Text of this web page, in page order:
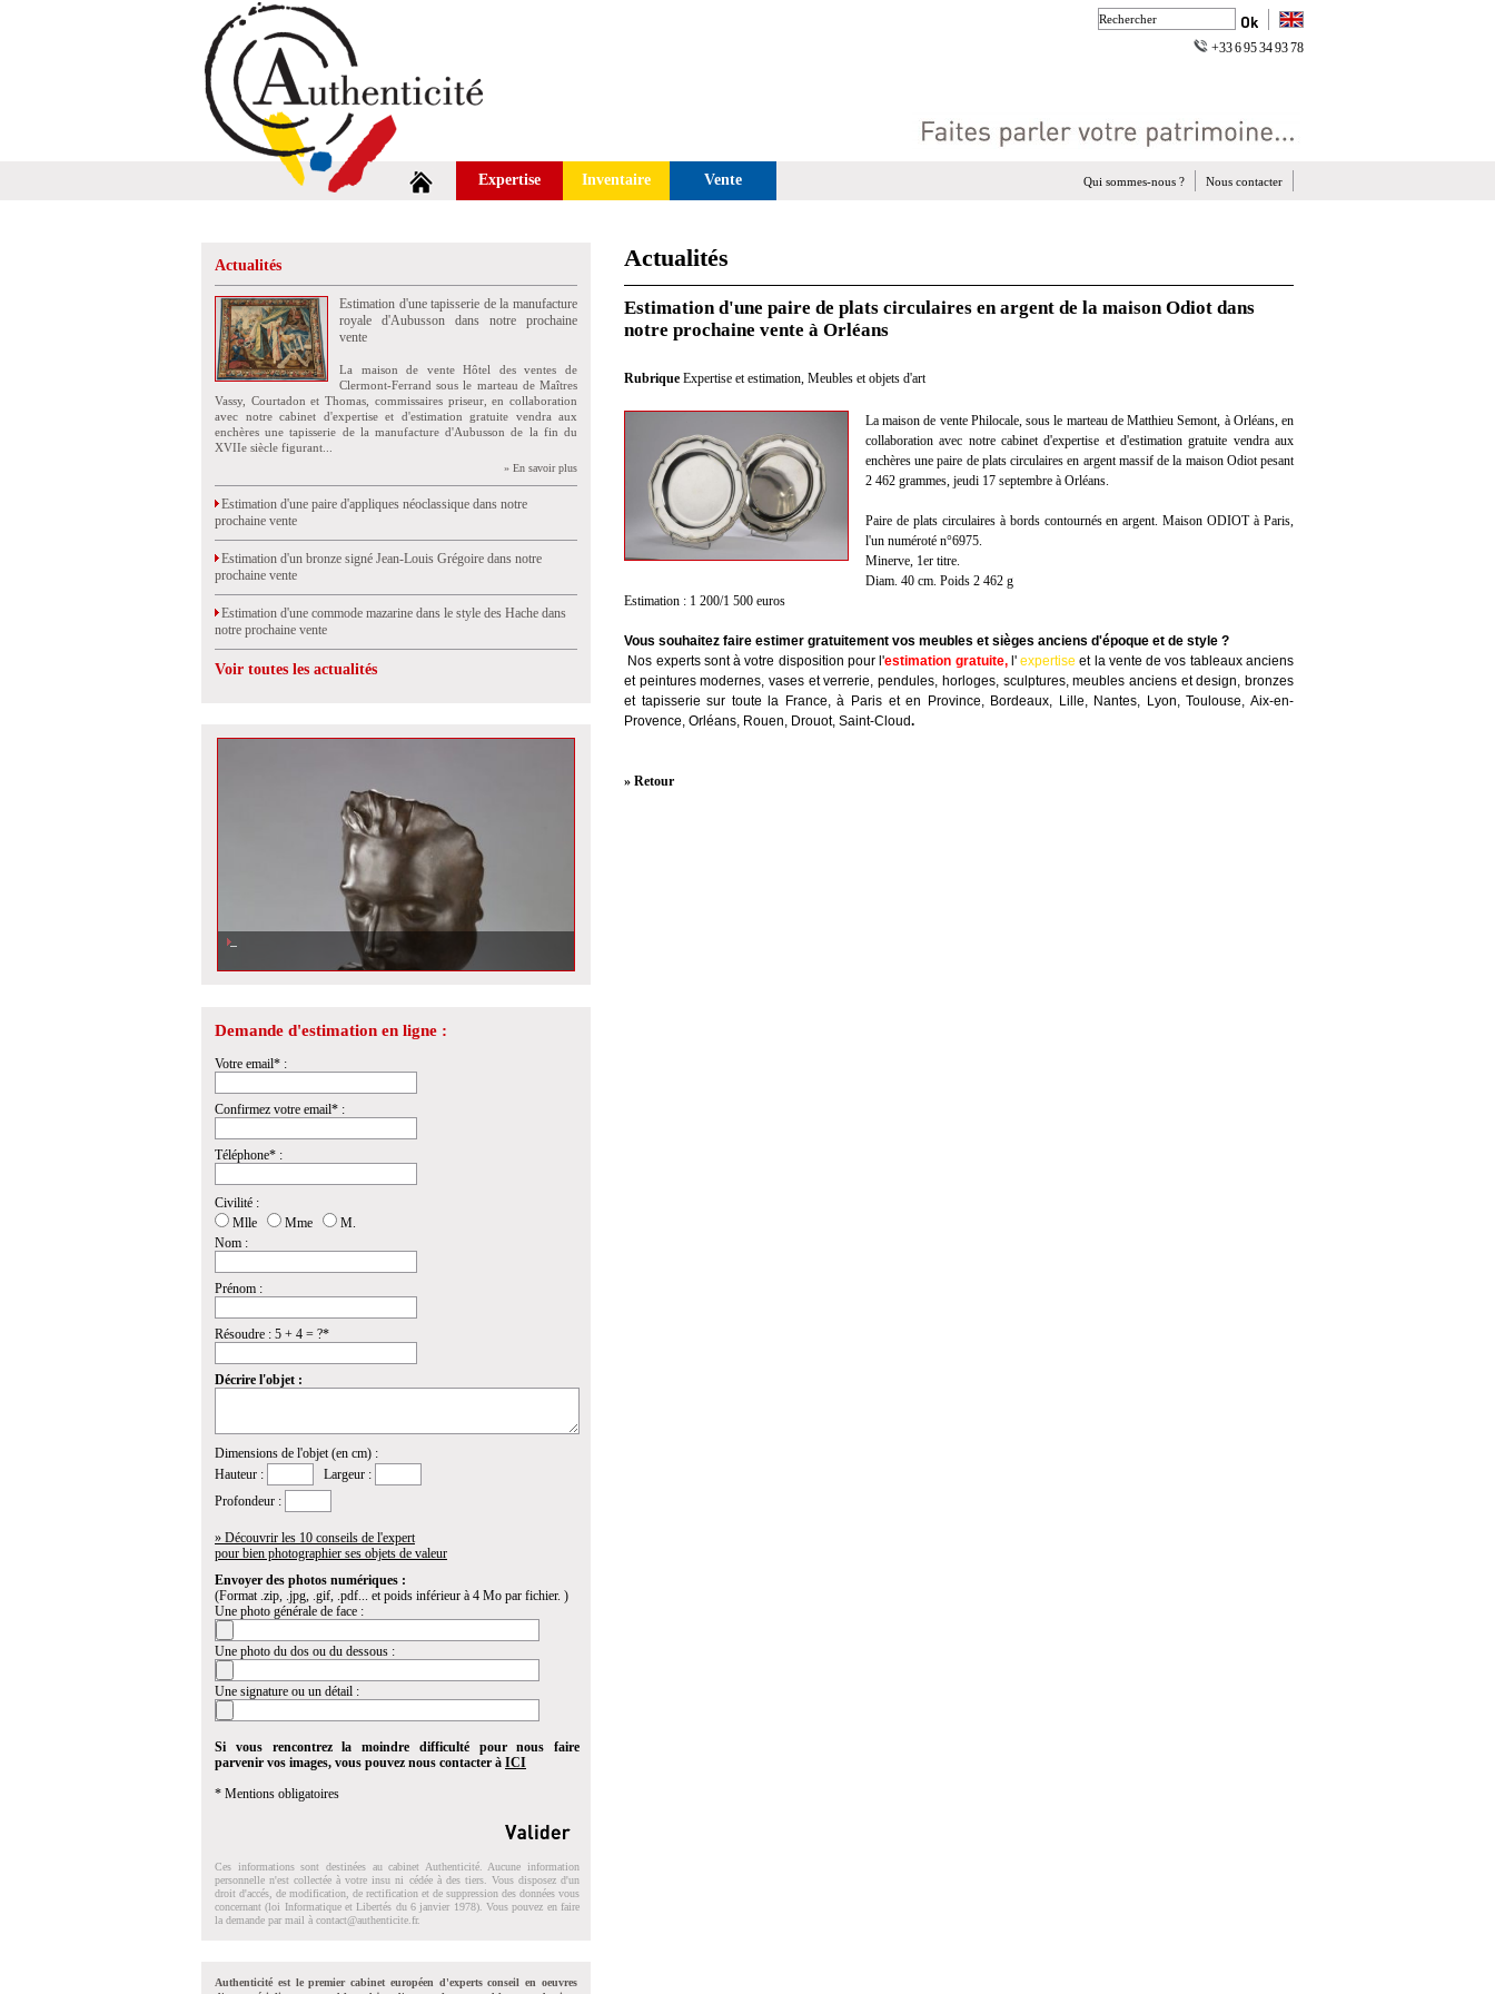
+33 6 95 34 93 78
Expertise Inventaire Vente Nous contacter
Qui sommes-nous ?
Actualités
Estimation d'une tapisserie de la manufacture
royale d'Aubusson dans notre prochaine
vente
La maison de vente Hôtel des ventes de
Clermont-Ferrand sous le marteau de Maîtres
Vassy, Courtadon et Thomas, commissaires priseur, en collaboration
avec notre cabinet d'expertise et d'estimation gratuite vendra aux
enchères une tapisserie de la manufacture d'Aubusson de la fin du
XVIIe siècle figurant...
» En savoir plus
Estimation d'une paire d'appliques néoclassique dans notre
prochaine vente
Estimation d'un bronze signé Jean-Louis Grégoire dans notre
prochaine vente
Estimation d'une commode mazarine dans le style des Hache dans
notre prochaine vente
Voir toutes les actualités
Demande d'estimation en ligne :
Votre email* :
Confirmez votre email* :
Téléphone* :
Civilité :
Mlle
Mme
M.
Nom :
Prénom :
Résoudre : 5 + 4 = ?*
Décrire l'objet :
Dimensions de l'objet (en cm) :
Hauteur :
Largeur :
Profondeur :
» Découvrir les 10 conseils de l'expert
pour bien photographier ses objets de valeur
Envoyer des photos numériques :
(Format .zip, .jpg, .gif, .pdf... et poids inférieur à 4 Mo par fichier. )
Une photo générale de face :
Une photo du dos ou du dessous :
Une signature ou un détail :
Si vous rencontrez la moindre difficulté pour nous faire
parvenir vos images, vous pouvez nous contacter à ICI
* Mentions obligatoires
Ces informations sont destinées au cabinet Authenticité. Aucune information
personnelle n'est collectée à votre insu ni cédée à des tiers. Vous disposez d'un
droit d'accés, de modification, de rectification et de suppression des données vous
concernant (loi Informatique et Libertés du 6 janvier 1978). Vous pouvez en faire
la demande par mail à contact@authenticite.fr.
Authenticité est le premier cabinet européen d'experts conseil en oeuvres
Actualités
Estimation d'une paire de plats circulaires en argent de la maison Odiot dans
notre prochaine vente à Orléans
Rubrique Expertise et estimation, Meubles et objets d'art
La maison de vente Philocale, sous le marteau de Matthieu Semont, à Orléans, en
collaboration avec notre cabinet d'expertise et d'estimation gratuite vendra aux
enchères une paire de plats circulaires en argent massif de la maison Odiot pesant
2 462 grammes, jeudi 17 septembre à Orléans.
Paire de plats circulaires à bords contournés en argent. Maison ODIOT à Paris,
l'un numéroté n°6975.
Minerve, 1er titre.
Diam. 40 cm. Poids 2 462 g
Estimation : 1 200/1 500 euros
Vous souhaitez faire estimer gratuitement vos meubles et sièges anciens d'époque et de style ?
Nos experts sont à votre disposition pour l'estimation gratuite, l'expertise et la vente de vos tableaux anciens
et peintures modernes, vases et verrerie, pendules, horloges, sculptures, meubles anciens et design, bronzes
et tapisserie sur toute la France, à Paris et en Province, Bordeaux, Lille, Nantes, Lyon, Toulouse, Aix-en-
Provence, Orléans, Rouen, Drouot, Saint-Cloud.
» Retour